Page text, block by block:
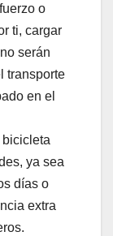
o
ti, cargar
serán
transporte
en el
bicicleta
ya sea
días o
extra